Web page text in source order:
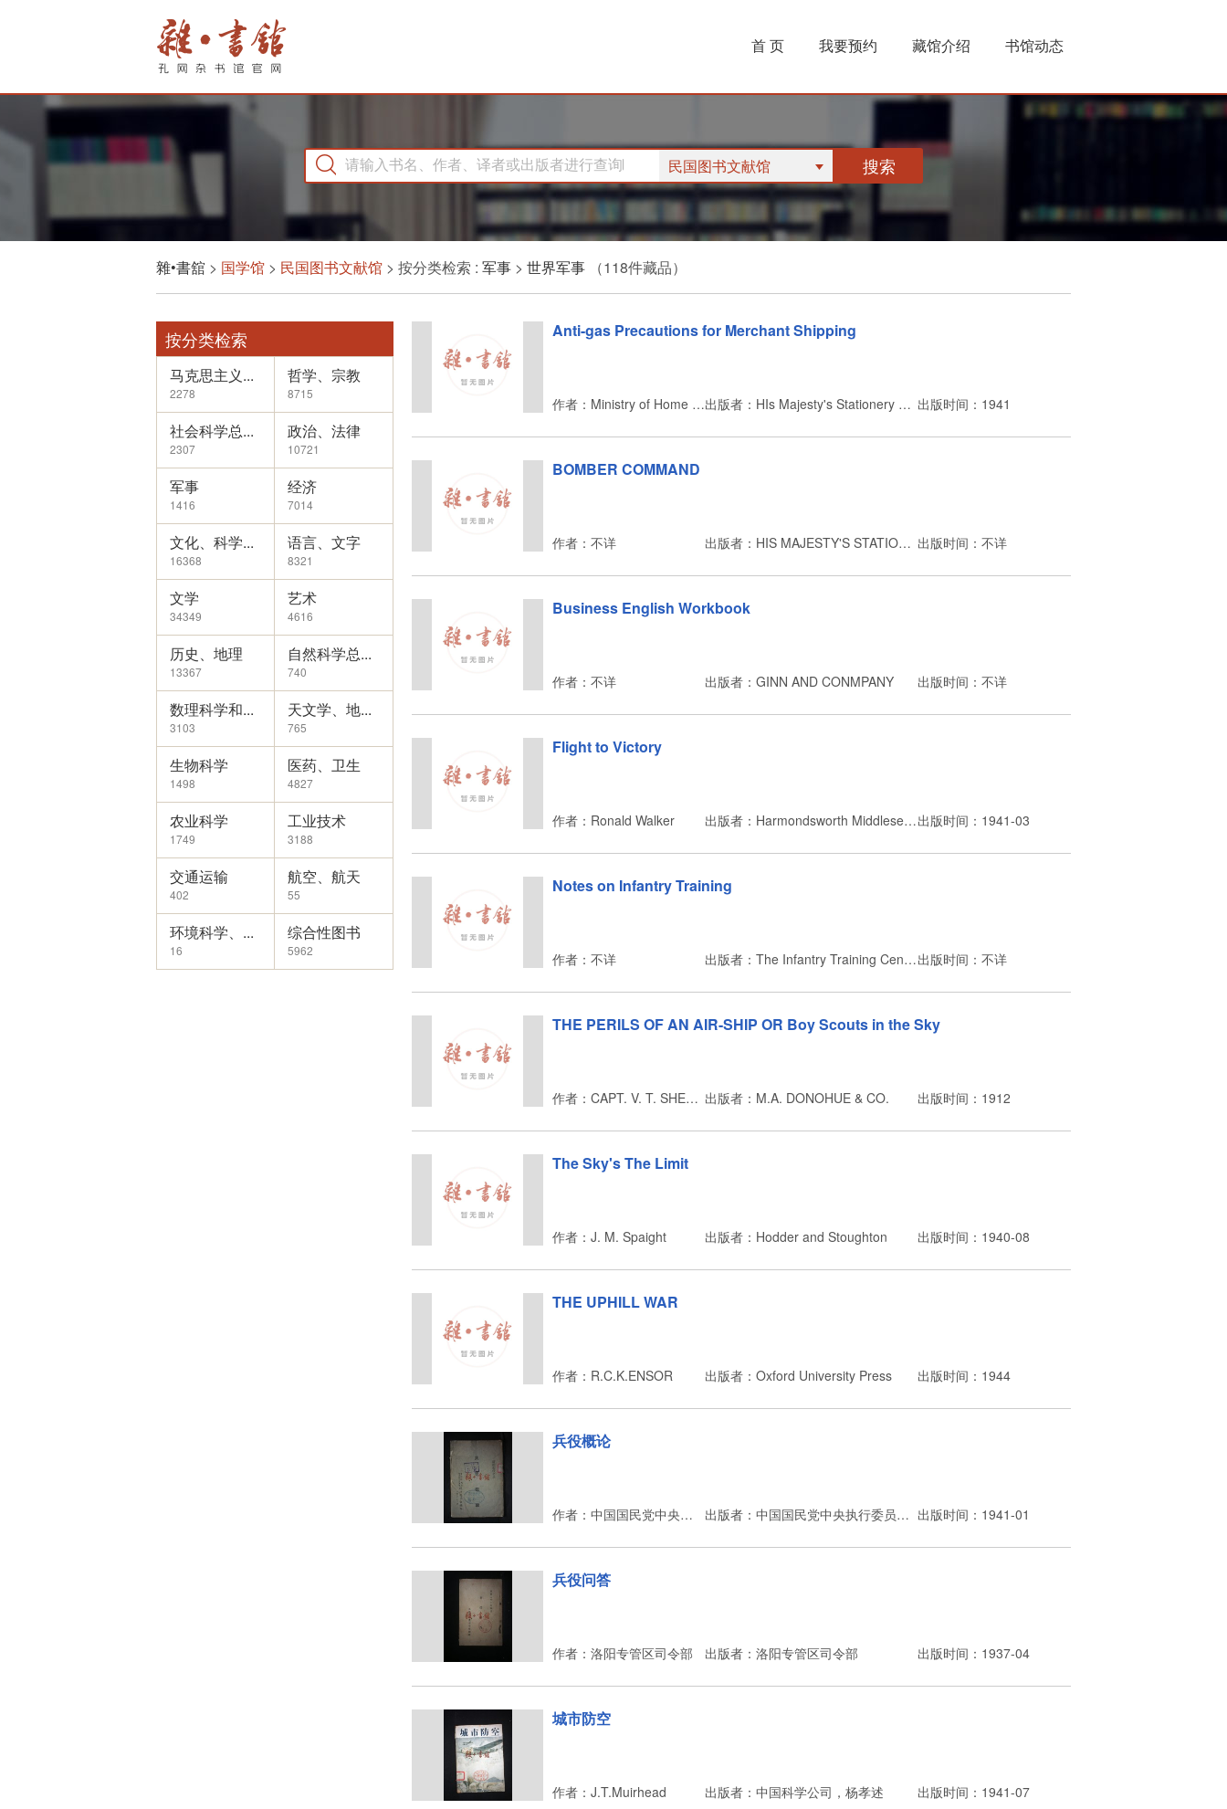
首 页 我要预约 藏馆介绍 书馆动态
请输入书名、作者、译者或出版者进行查询 民国图书文献馆 搜索
雜•書舘 > 国学馆 > 民国图书文献馆 > 按分类检索 : 军事 > 世界军事 （118件藏品）
按分类检索
马克思主义...
2278
哲学、宗教
8715
社会科学总...
2307
政治、法律
10721
军事
1416
经济
7014
文化、科学...
16368
语言、文字
8321
文学
34349
艺术
4616
历史、地理
13367
自然科学总...
740
数理科学和...
3103
天文学、地...
765
生物科学
1498
医药、卫生
4827
农业科学
1749
工业技术
3188
交通运输
402
航空、航天
55
环境科学、...
16
综合性图书
5962
Anti-gas Precautions for Merchant Shipping
作者：Ministry of Home Security 出版者：HIs Majesty's Stationery Office 出版时间：1941
BOMBER COMMAND
作者：不详 出版者：HIS MAJESTY'S STATIONERY OFFICE 出版时间：不详
Business English Workbook
作者：不详 出版者：GINN AND CONMPANY 出版时间：不详
Flight to Victory
作者：Ronald Walker 出版者：Harmondsworth Middlesex England出版时间：1941-03
Notes on Infantry Training
作者：不详 出版者：The Infantry Training Center出版时间：不详
THE PERILS OF AN AIR-SHIP OR Boy Scouts in the Sky
作者：CAPT. V. T. SHERMAN 出版者：M.A. DONOHUE & CO. 出版时间：1912
The Sky's The Limit
作者：J. M. Spaight 出版者：Hodder and Stoughton 出版时间：1940-08
THE UPHILL WAR
作者：R.C.K.ENSOR 出版者：Oxford University Press 出版时间：1944
兵役概论
作者：中国国民党中央执行委员会训练委员会 出版者：中国国民党中央执行委员会训练委员会 出版时间：1941-01
兵役问答
作者：洛阳专管区司令部 出版者：洛阳专管区司令部 出版时间：1937-04
城市防空
作者：J.T.Muirhead 出版者：中国科学公司，杨孝述 出版时间：1941-07